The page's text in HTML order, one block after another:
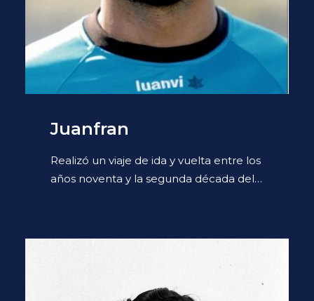
Juanfran
Realizó un viaje de ida y vuelta entre los
años noventa y la segunda década del…